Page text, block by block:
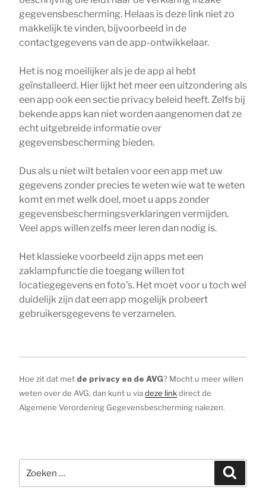
gegevensbescherming. Helaas is deze link niet zo
makkelijk te vinden, bijvoorbeeld in de
contactgegevens van de app-ontwikkelaar.
Het is nog moeilijker als je de app al hebt
geïnstalleerd. Hier lijkt het meer een uitzondering als
een app ook een sectie privacy beleid heeft. Zelfs bij
bekende apps kan niet worden aangenomen dat ze
echt uitgebreide informatie over
gegevensbescherming bieden.
Dus als u niet wilt betalen voor een app met uw
gegevens zonder precies te weten wie wat te weten
komt en met welk doel, moet u apps zonder
gegevensbeschermingsverklaringen vermijden.
Veel apps willen zelfs meer leren dan nodig is.
Het klassieke voorbeeld zijn apps met een
zaklampfunctie die toegang willen tot
locatiegegevens en foto’s. Het moet voor u toch wel
duidelijk zijn dat een app mogelijk probeert
gebruikersgegevens te verzamelen.
Hoe zit dat met de privacy en de AVG? Mocht u meer willen
weten over de AVG, dan kunt u viadeze linkdirect de
Algemene Verordening Gegevensbescherming nalezen.
naar: